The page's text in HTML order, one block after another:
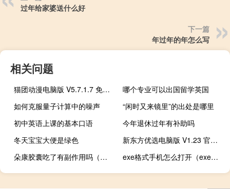
过年给家婆送什么好
下一篇
年过年的年怎么写
相关问题
猫团动漫电脑版 V5.7.1.7 免费PC版（猫团动漫电脑版 V5.7.1.7 免费PC版功能简介）
哪个专业可以出国留学英国
如何克服量子计算中的噪声
“闲时又来镜里”的出处是哪里
初中英语上课的基本口语
今年退休过年有补助吗
冬天宝宝大便是绿色
新东方优选电脑版 V1.23 官方PC版（新东方优选电脑版 V1.23 官方PC版功能简介）
朵康胶囊吃了有副作用吗（朵康胶囊）
exe格式手机怎么打开（exe格式）